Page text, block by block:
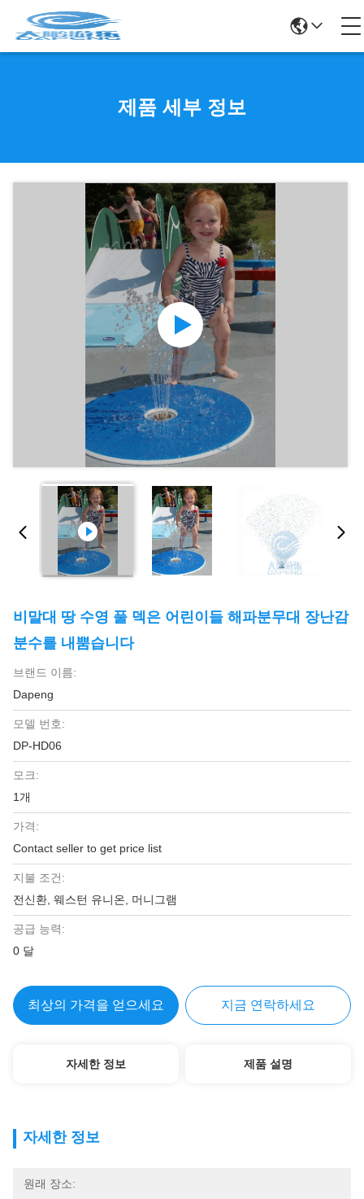
제품 세부 정보
비말대 땅 수영 풀 덱은 어린이들 해파분무대 장난감
분수를 내뿜습니다
브랜드 이름:
Dapeng
모델 번호:
DP-HD06
모크:
1개
가격:
Contact seller to get price list
지불 조건:
전신환, 웨스턴 유니온, 머니그램
공급 능력:
0 달
최상의 가격을 얻으세요 지금 연락하세요
자세한 정보 제품 설명
자세한 정보
원래 장소: